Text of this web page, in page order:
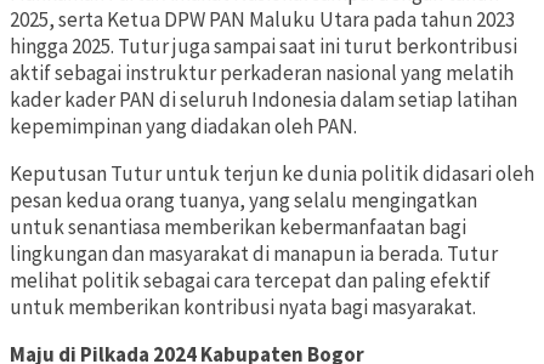
2025, serta Ketua DPW PAN Maluku Utara pada tahun 2023
hingga 2025. Tutur juga sampai saat ini turut berkontribusi
aktif sebagai instruktur perkaderan nasional yang melatih
kader kader PAN di seluruh Indonesia dalam setiap latihan
kepemimpinan yang diadakan oleh PAN.
Keputusan Tutur untuk terjun ke dunia politik didasari oleh
pesan kedua orang tuanya, yang selalu mengingatkan
untuk senantiasa memberikan kebermanfaatan bagi
lingkungan dan masyarakat di manapun ia berada. Tutur
melihat politik sebagai cara tercepat dan paling efektif
untuk memberikan kontribusi nyata bagi masyarakat.
Maju di Pilkada 2024 Kabupaten Bogor